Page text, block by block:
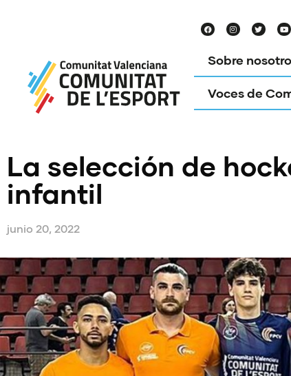
Sobre
Voces de
La selección de
infantil
junio 20, 2022